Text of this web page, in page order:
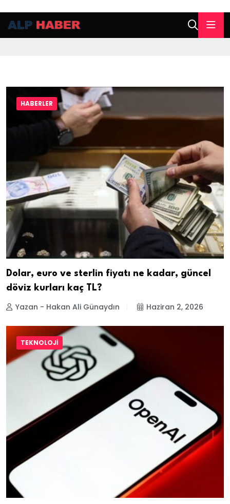
HABERLER
Dolar, euro ve sterlin fiyatı ne kadar, güncel
döviz kurları kaç TL?
Yazan - Hakan Ali Günaydın Haziran 2, 2026
TEKNOLOJI